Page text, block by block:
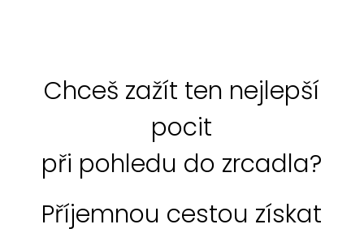
Chceš zažít ten nejlepší
pocit
při pohledu do zrcadla?
Příjemnou cestou získat